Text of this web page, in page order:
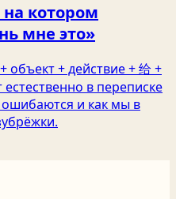
котором
мне это»
объект + действие + 给 +
в переписке
ошибаются и как мы в